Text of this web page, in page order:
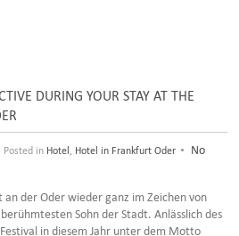
DURING YOUR STAY AT THE
Posted in Hotel Hotel in Frankfurt Oder •
No
der Oder wieder ganz im Zeichen von
Sohn der Stadt. Anlässlich des
in diesem Jahr unter dem Motto